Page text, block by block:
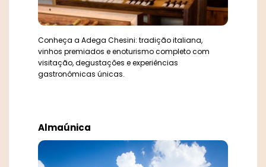
Coop. São João
Cooperativa Vinícola Aurora
Courmayeur Domaine
Dal Pizzol Vinhos Únicos
De Mari
Domínio Vicari
Conheça a Adega Chesini: tradição italiana,
vinhos premiados e enoturismo completo com
visitação, degustações e experiências
gastronômicas únicas.
Almaúnica